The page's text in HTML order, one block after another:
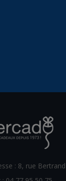
: 8, rue